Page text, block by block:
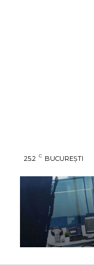
25.2 C BUCUREȘTI